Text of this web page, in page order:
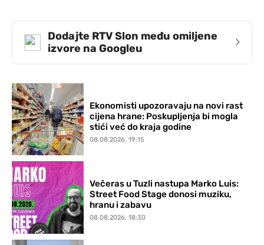
Dodajte RTV Slon među omiljene
izvore na Googleu
›
Ekonomisti upozoravaju na novi rast
cijena hrane: Poskupljenja bi mogla
stići već do kraja godine
08.08.2026. 19:15
Večeras u Tuzli nastupa Marko Luis:
Street Food Stage donosi muziku,
hranu i zabavu
08.08.2026. 18:30